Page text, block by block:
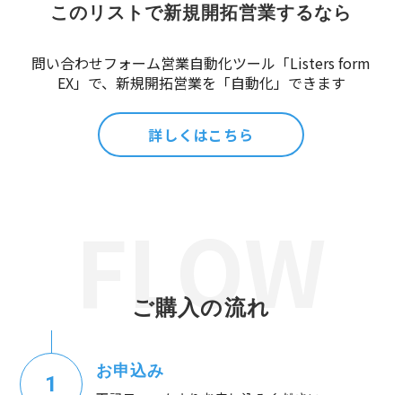
このリストで新規開拓営業するなら
問い合わせフォーム営業自動化ツール「Listers form
EX」で、新規開拓営業を「自動化」できます
詳しくはこちら
ご購入の流れ
お申込み